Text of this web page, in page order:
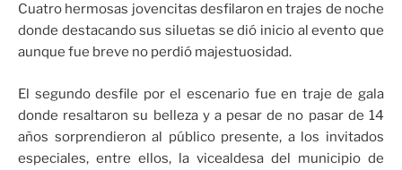
Cuatro hermosas jovencitas desfilaron en trajes de noche
donde destacando sus siluetas se dió inicio al evento que
aunque fue breve no perdió majestuosidad.
El segundo desfile por el escenario fue en traje de gala
donde resaltaron su belleza y a pesar de no pasar de 14
años sorprendieron al público presente, a los invitados
especiales, entre ellos, la vicealdesa del municipio de